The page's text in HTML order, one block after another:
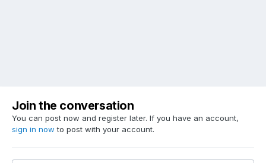
Join the conversation
You can post now and register later. If you have an account,
sign in now to post with your account.